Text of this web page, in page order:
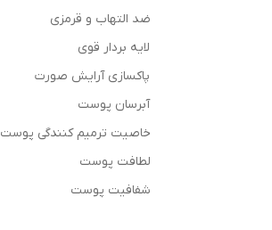
ضد التهاب و قرمزی
لایه بردار قوی
پاکسازی آرایش صورت
آبرسان پوست
خاصیت ترمیم کنندگی پوست
لطافت پوست
شفافیت پوست